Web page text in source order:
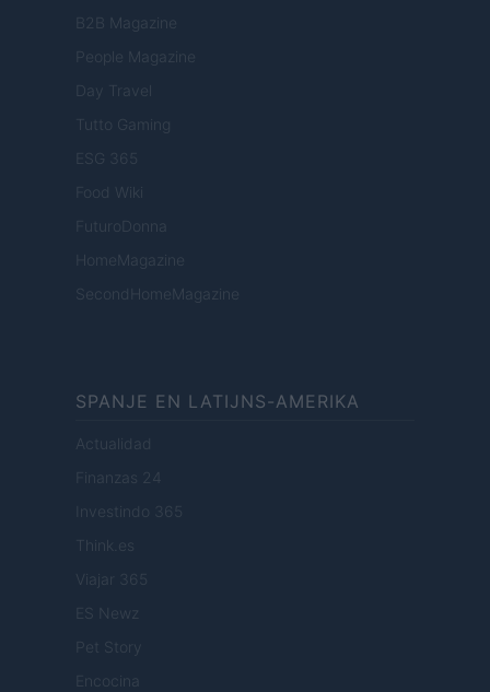
B2B Magazine
People Magazine
Day Travel
Tutto Gaming
ESG 365
Food Wiki
FuturoDonna
HomeMagazine
SecondHomeMagazine
SPANJE EN LATIJNS-AMERIKA
Actualidad
Finanzas 24
Investindo 365
Think.es
Viajar 365
ES Newz
Pet Story
Encocina